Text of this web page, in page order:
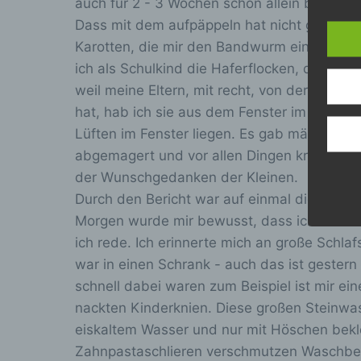
auch für 2 - 3 Wochen schon allein bei
Dass mit dem aufpäppeln hat nicht
Karotten, die mir den Bandwurm
ich als Schulkind die Haferflocken, die ich
weil meine Eltern, mit recht, von der
hat, hab ich sie aus dem Fenster im 3.
Lüften im Fenster liegen. Es gab mächtig
abgemagert und vor allen Dingen krank
der Wunschgedanken der Kleinen.
Durch den Bericht war auf einmal die
Morgen wurde mir bewusst, dass ich noch
ich rede. Ich erinnerte mich an große
war in einen Schrank - auch das ist
schnell dabei waren zum Beispiel ist mir
nackten Kinderknien. Diese großen
eiskaltem Wasser und nur mit Höschen
Zahnpastaschlieren verschmutzen